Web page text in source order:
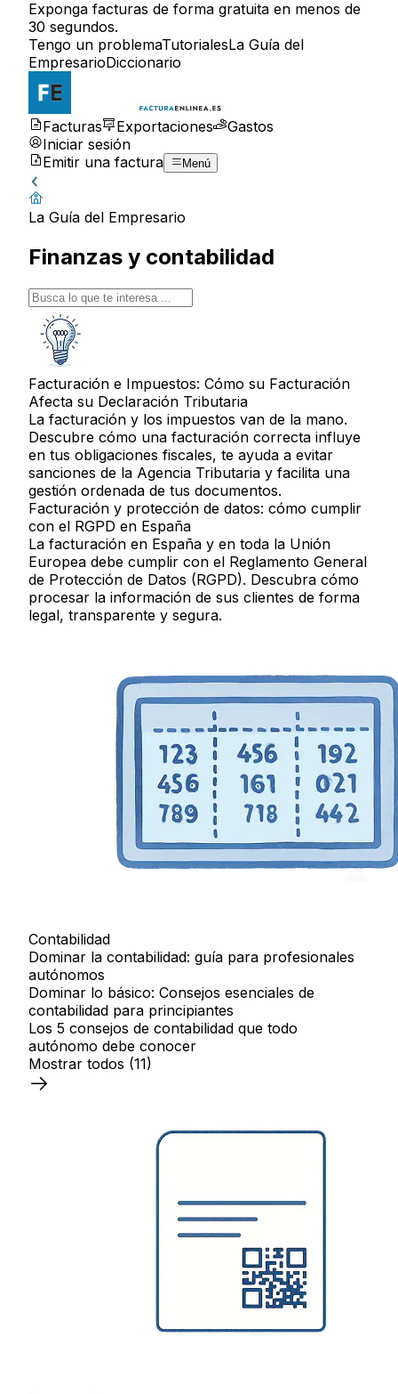
Exponga facturas de forma gratuita en menos de
30 segundos.
Tengo un problemaTutorialesLa Guía del
EmpresarioDiccionario
Facturas Exportaciones
Gastos
Iniciar sesión
Emitir una factura
Menú
La Guía del Empresario
Finanzas y contabilidad
Facturación e Impuestos: Cómo su Facturación
Afecta su Declaración Tributaria
La facturación y los impuestos van de la mano.
Descubre cómo una facturación correcta influye
en tus obligaciones fiscales, te ayuda a evitar
sanciones de la Agencia Tributaria y facilita una
gestión ordenada de tus documentos.
Facturación y protección de datos: cómo cumplir
con el RGPD en España
La facturación en España y en toda la Unión
Europea debe cumplir con el Reglamento General
de Protección de Datos (RGPD). Descubra cómo
procesar la información de sus clientes de forma
legal, transparente y segura.
Contabilidad
Dominar la contabilidad: guía para profesionales
autónomos
Dominar lo básico: Consejos esenciales de
contabilidad para principiantes
Los 5 consejos de contabilidad que todo
autónomo debe conocer
Mostrar todos (11)